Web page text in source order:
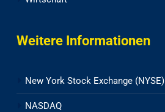
Weitere Informationen
New York Stock Exchange (NYSE)
NASDAQ